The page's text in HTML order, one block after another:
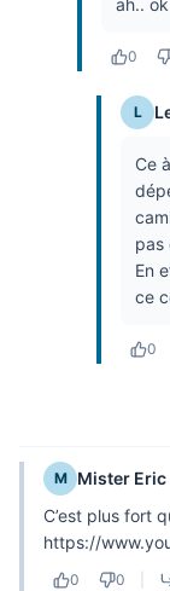
ah..
0
L
Ce
pas
En
ce
0
M Mister Eric
C’est plus fort
https://
0 0